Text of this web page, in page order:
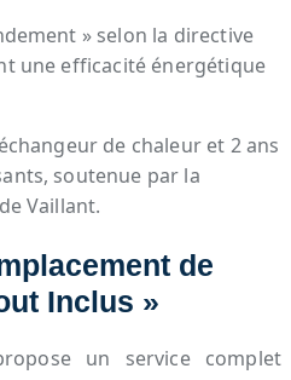
» selon la directive
une efficacité énergétique
de chaleur et 2 ans
soutenue par la
Vaillant.
de
Inclus »
un service complet